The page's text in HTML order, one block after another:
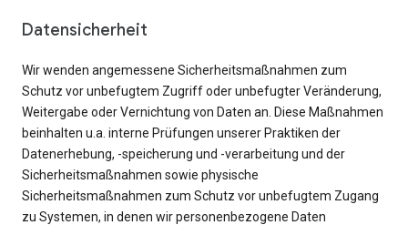
Datensicherheit
Wir wenden angemessene Sicherheitsmaßnahmen zum
Schutz vor unbefugtem Zugriff oder unbefugter Veränderung,
Weitergabe oder Vernichtung von Daten an. Diese Maßnahmen
beinhalten u.a. interne Prüfungen unserer Praktiken der
Datenerhebung, -speicherung und -verarbeitung und der
Sicherheitsmaßnahmen sowie physische
Sicherheitsmaßnahmen zum Schutz vor unbefugtem Zugang
zu Systemen, in denen wir personenbezogene Daten